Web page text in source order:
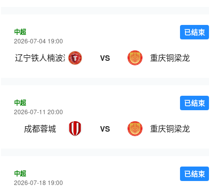
中超
2026-07-04 19:00
辽宁铁人楠波湾 VS 重庆铜梁龙
已结束
中超
2026-07-11 20:00
成都蓉城 VS 重庆铜梁龙
已结束
中超
2026-07-18 19:00
已结束